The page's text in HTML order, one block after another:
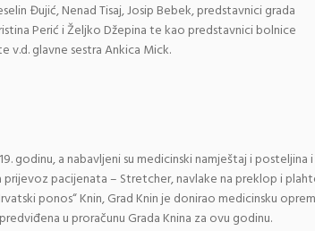
Đujić, Nenad Tisaj, Josip Bebek, predstavnici grada
Perić i Željko Džepina te kao predstavnici bolnice
v.d. glavne sestra Ankica Mick.
godinu, a nabavljeni su medicinski namještaj i posteljina
pacijenata – Stretcher, navlake na preklop i
ponos“ Knin, Grad Knin je donirao medicinsku
u proračunu Grada Knina za ovu godinu.